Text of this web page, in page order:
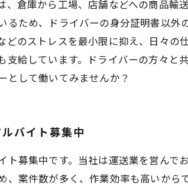
、倉庫から工場、店舗などへの商品輸
るため、ドライバーの身分証明書以
どのストレスを最小限に抑え、日々
支給しています。ドライバーの方々
として働いてみませんか？
バイト募集中
募集中です。当社は運送業を営ん
、案件数が多く、作業効率も高いか